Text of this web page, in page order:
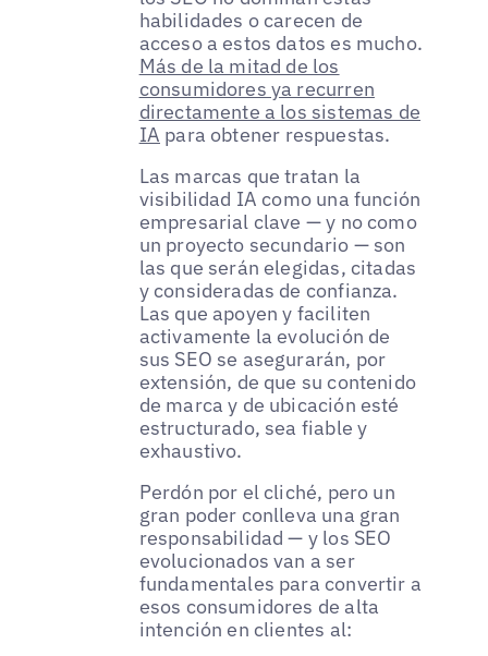
habilidades o carecen de
acceso a estos datos es mucho.
Más de la mitad de los
consumidores ya recurren
directamente a los sistemas de
IA para obtener respuestas.
Las marcas que tratan la
visibilidad IA como una función
empresarial clave — y no como
un proyecto secundario — son
las que serán elegidas, citadas
y consideradas de confianza.
Las que apoyen y faciliten
activamente la evolución de
sus SEO se asegurarán, por
extensión, de que su contenido
de marca y de ubicación esté
estructurado, sea fiable y
exhaustivo.
Perdón por el cliché, pero un
gran poder conlleva una gran
responsabilidad — y los SEO
evolucionados van a ser
fundamentales para convertir a
esos consumidores de alta
intención en clientes al: